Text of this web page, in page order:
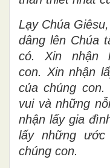
Lạy Chúa
dâng lên Chúa
có. Xin nhận
con. Xin nhận
của chúng
vui và những
nhận lấy gia
lấy những
chúng con.